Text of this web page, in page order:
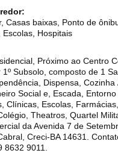
Casas baixas, Ponto de
Hospitais
Próximo ao Centro
Subsolo, composto de 1
Dispensa, Cozinha
Social e, Escada, Entorno
Clínicas, Escolas, Farmácias,
Theatros, Quartel
da Avenida 7 de
Creci-BA 14631.
8632 9011.